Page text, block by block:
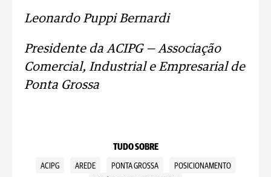
Leonardo Puppi Bernardi
Presidente da ACIPG — Associação
Comercial, Industrial e Empresarial de
Ponta Grossa
TUDO SOBRE
ACIPG AREDE PONTA GROSSA
POSICIONAMENTO